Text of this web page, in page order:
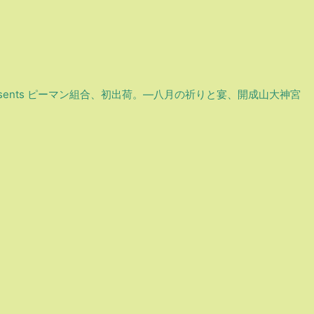
ピーマン組合、初出荷。―八月の祈りと宴、開成山大神宮